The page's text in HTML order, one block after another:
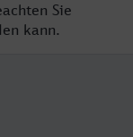
Sie
kann.